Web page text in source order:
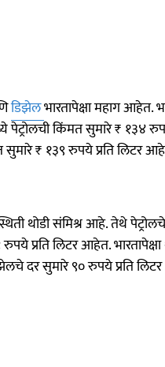
डिझेलभारतापेक्षा महाग आहेत.
किंमत सुमारे ₹ १३४
₹ १३९ रुपये प्रति लिटर
थोडी संमिश्र आहे. तेथे
प्रति लिटर आहेत.
दर सुमारे ९० रुपये प्रति